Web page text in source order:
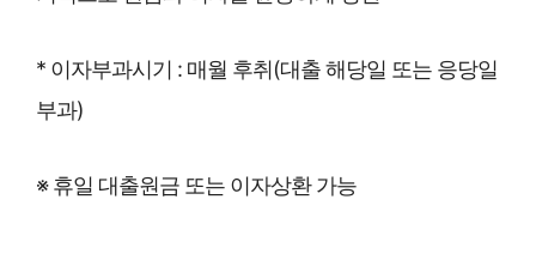
* 이자부과시기 : 매월 후취(대출 해당일 또는 응당일
부과)
※ 휴일 대출원금 또는 이자상환 가능